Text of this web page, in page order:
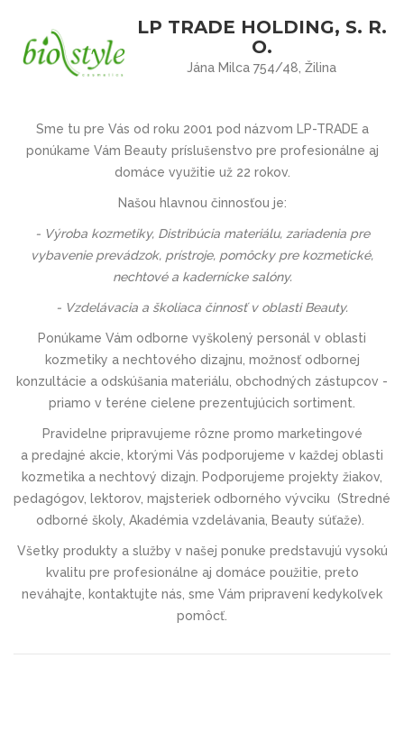
LP TRADE HOLDING, S. R.
O.
Jána Milca 754/48, Žilina
Sme tu pre Vás od roku 2001 pod názvom LP-TRADEa
ponúkame Vám Beauty príslušenstvo pre profesionálne aj
domáce využitie už 22 rokov.
Našou hlavnou činnosťou je:
- Výroba kozmetiky, Distribúcia materiálu, zariadenia pre
vybavenie prevádzok, prístroje, pomôcky pre kozmetické,
nechtové a kadernícke salóny.
- Vzdelávacia a školiaca činnosť v oblasti Beauty.
Ponúkame Vám odborne vyškolený personál v oblasti
kozmetiky a nechtového dizajnu, možnosť odbornej
konzultácie a odskúšania materiálu, obchodných zástupcov -
priamo v teréne cielene prezentujúcich sortiment.
Pravidelne pripravujeme rôzne promo marketingové
a predajné akcie, ktorými Vás podporujeme v každej oblasti
kozmetika a nechtový dizajn. Podporujeme projekty žiakov,
pedagógov, lektorov, majsteriek odborného vývciku (Stredné
odborné školy, Akadémia vzdelávania, Beauty súťaže).
Všetky produkty a služby v našej ponuke predstavujú vysokú
kvalitu pre profesionálne aj domáce použitie, preto
neváhajte, kontaktujte nás, sme Vám pripravení kedykoľvek
pomôcť.